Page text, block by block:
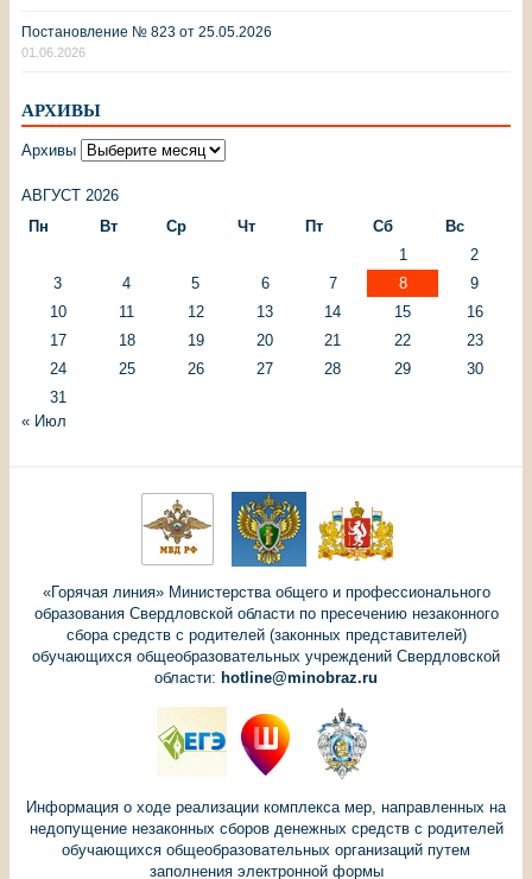
Постановление № 823 от 25.05.2026
01.06.2026
АРХИВЫ
Архивы
АВГУСТ 2026
Пн
Вт Ср Чт Пт Сб
Вс
1
2
3
4 5 6 7 8
9
10
11 12 13 14 15
16
17
18 19 20 21 22
23
24
25 26 27 28 29
30
31
« Июл
«Горячая линия» Министерства общего и профессионального
образования Свердловской области по пресечению незаконного
сбора средств с родителей (законных представителей)
обучающихся общеобразовательных учреждений Свердловской
области: hotline@minobraz.ru
Информация о ходе реализации комплекса мер, направленных на
недопущение незаконных сборов денежных средств с родителей
обучающихся общеобразовательных организаций путем
заполнения электронной формы